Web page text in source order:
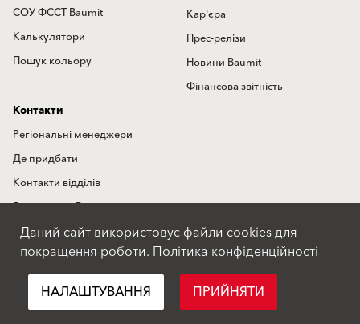
СОУ ФССТ Baumit
Калькулятори
Пошук кольору
Кар'єра
Прес-релізи
Новини Baumit
Фінансова звітність
Контакти
Регіональні менеджери
Де придбати
Контакти відділів
Гаряча лінія Baumit
Міжнародні представництва
Форма зворотного зв'язку
Положення про конфіденційність
Даний сайт використовує файли cookies для
покращення роботи.Політика конфіденційності
НАЛАШТУВАННЯ
ПРИЙНЯТИ